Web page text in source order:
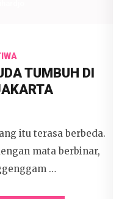
TUMBUH DI
itu terasa berbeda.
mata berbinar,
…